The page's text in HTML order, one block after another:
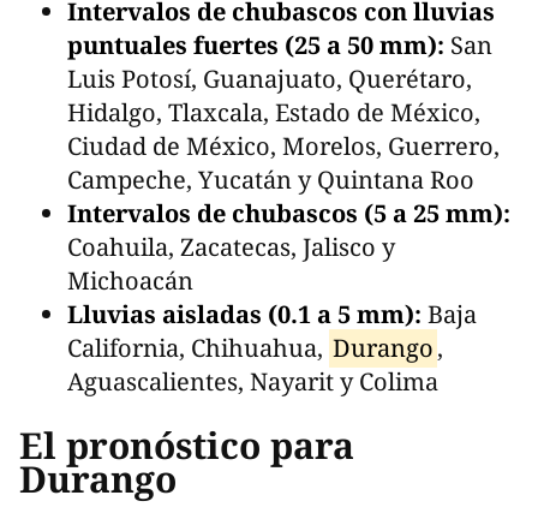
Intervalos de chubascos con lluvias
puntuales fuertes (25 a 50 mm): San
Luis Potosí, Guanajuato, Querétaro,
Hidalgo, Tlaxcala, Estado de México,
Ciudad de México, Morelos, Guerrero,
Campeche, Yucatán y Quintana Roo
Intervalos de chubascos (5 a 25 mm):
Coahuila, Zacatecas, Jalisco y
Michoacán
Lluvias aisladas (0.1 a 5 mm): Baja
California, Chihuahua, Durango,
Aguascalientes, Nayarit y Colima
El pronóstico para
Durango